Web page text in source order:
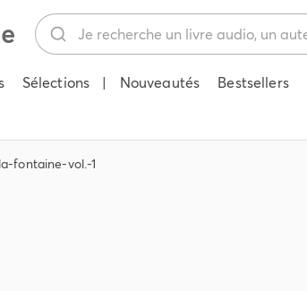
Sélections | Nouveautés Bestsellers
fontaine-vol.-1